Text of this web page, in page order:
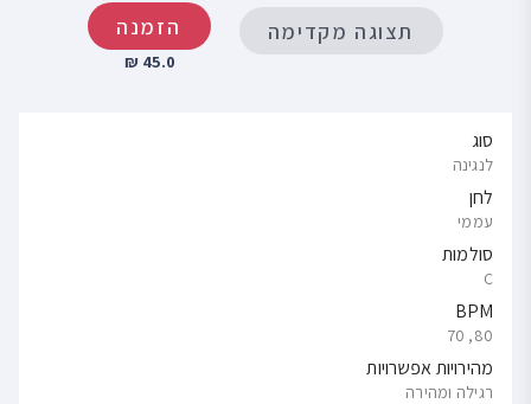
תצוגה מקדימה הזמנה
45.0 ₪
סוג
לנגינה
לחן
עממי
סולמות
C
BPM
80, 70
מהירויות אפשרויות
רגילה ומהירה